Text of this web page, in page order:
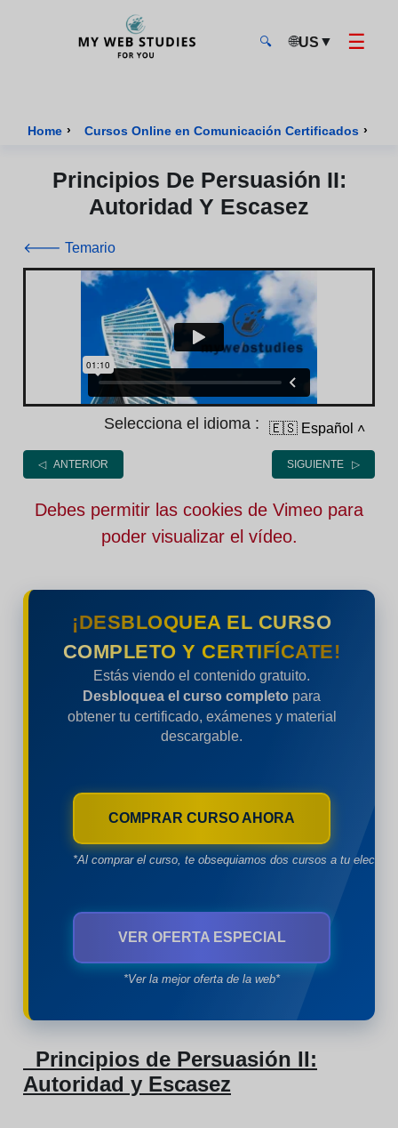
🔍 🌐US ▼ ☰
Home › Cursos Online en Comunicación Certificados ›
Principios De Persuasión II:
Autoridad Y Escasez
🡐 Temario
Selecciona el idioma : 🇪🇸 Español ˄
◁ ANTERIOR SIGUIENTE ▷
Debes permitir las cookies de Vimeo para
poder visualizar el vídeo.
¡DESBLOQUEA EL CURSO
COMPLETO Y CERTIFÍCATE!
Estás viendo el contenido gratuito.
Desbloquea el curso completo para
obtener tu certificado, exámenes y material
descargable.
COMPRAR CURSO AHORA
*Al comprar el curso, te obsequiamos dos cursos a tu
VER OFERTA ESPECIAL
*Ver la mejor oferta de la web*
Principios de Persuasión II:
Autoridad y Escasez